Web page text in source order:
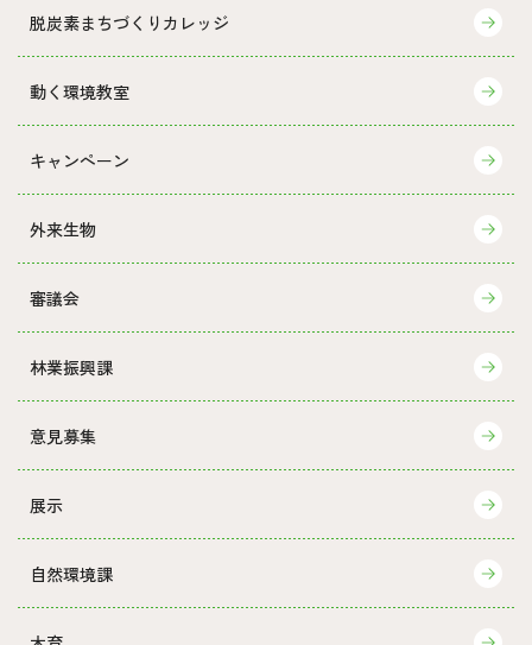
脱炭素まちづくりカレッジ
動く環境教室
キャンペーン
外来生物
審議会
林業振興課
意見募集
展示
自然環境課